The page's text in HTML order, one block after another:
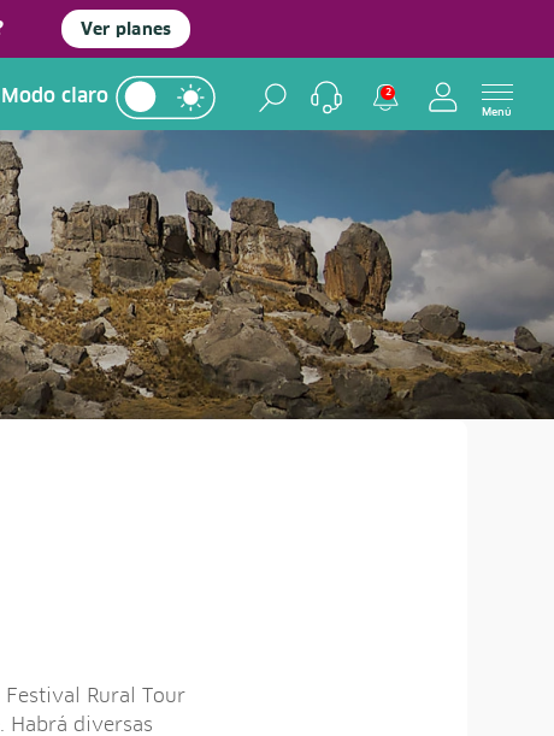
Ver planes
Modo claro 2
Menú
Festival Rural Tour
Habrá diversas